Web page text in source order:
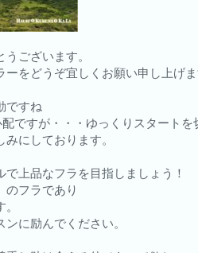
ございます。
をどうぞ宜しくお願い申し上げま
ですね
ですが・・・ゆっくりスタートを
にしております。
上品なフラを目指しましょう！
のフラであり
に励んでください。